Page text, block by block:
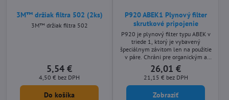
3M™ držiak filtra 502 (2ks)
3M™ držiak filtra 502
5,54 €
4,50 € bez DPH
Do košíka
P920 ABEK1 Plynový filter
skrutkové pripojenie
P920 je plynový filter typu ABEK v
triede 1, ktorý je vybavený
špeciálnym závitom len na použitie
v páre. Chráni pre organickým a
anorganickým kyslým plynom a
parám, oxidom siričitým,
amoniakom a jeho derivátmi, kde je
teplota varu vyššia ako 65 ° C.
Môže byť použitý len s P410
26,01 €
21,15 € bez DPH
Zobraziť